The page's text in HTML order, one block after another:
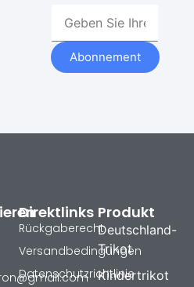
Abonnement
Produkt
Deutschland-
Trikot
Kindertrikot
Direktlinks
Rückgaberecht
Versandbedingungen
Datenschutzrichtlinie